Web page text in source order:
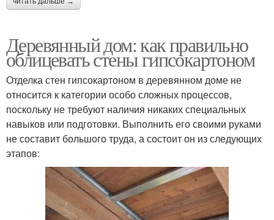
Деревянный дом: как правильно
облицевать стены гипсокартоном
Отделка стен гипсокартоном в деревянном доме не
относится к категории особо сложных процессов,
поскольку не требуют наличия никаких специальных
навыков или подготовки. Выполнить его своими руками
не составит большого труда, а состоит он из следующих
этапов: